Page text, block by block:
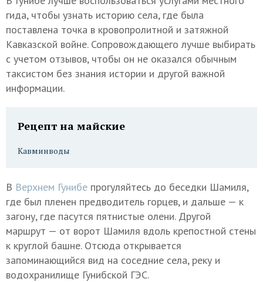
гида, чтобы узнать историю села, где была
поставлена точка в кровопролитной и затяжной
Кавказской войне. Сопровождающего лучше выбирать
с учетом отзывов, чтобы он не оказался обычным
таксистом без знания истории и другой важной
информации.
Рецепт на майские
Кавминводы
В Верхнем Гунибе прогуляйтесь до беседки Шамиля,
где был пленен предводитель горцев, и дальше — к
загону, где пасутся пятнистые олени. Другой
маршрут — от ворот Шамиля вдоль крепостной стены
к круглой башне. Отсюда открывается
запоминающийся вид на соседние села, реку и
водохранилище Гунибской ГЭС.